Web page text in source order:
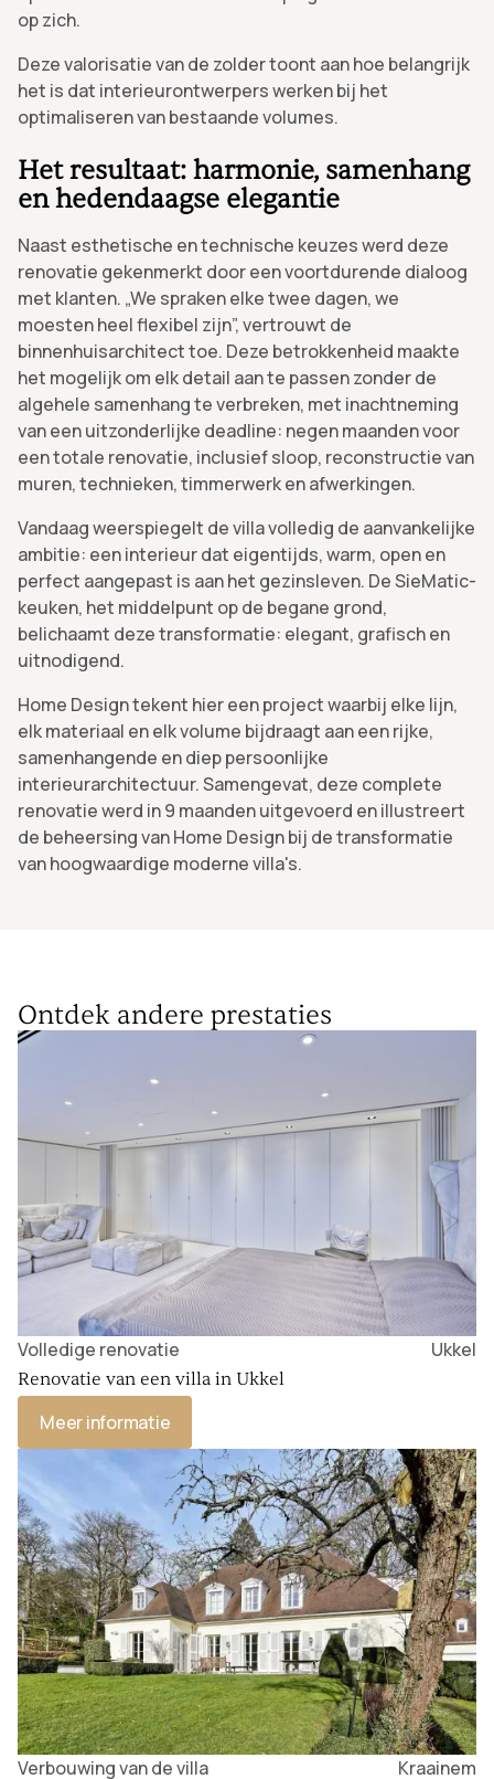
op zich.
Deze valorisatie van de zolder toont aan hoe belangrijk
het is dat interieurontwerpers werken bij het
optimaliseren van bestaande volumes.
Het resultaat: harmonie, samenhang
en hedendaagse elegantie
Naast esthetische en technische keuzes werd deze
renovatie gekenmerkt door een voortdurende dialoog
met klanten. „We spraken elke twee dagen, we
moesten heel flexibel zijn”, vertrouwt de
binnenhuisarchitect toe. Deze betrokkenheid maakte
het mogelijk om elk detail aan te passen zonder de
algehele samenhang te verbreken, met inachtneming
van een uitzonderlijke deadline: negen maanden voor
een totale renovatie, inclusief sloop, reconstructie van
muren, technieken, timmerwerk en afwerkingen.
Vandaag weerspiegelt de villa volledig de aanvankelijke
ambitie: een interieur dat eigentijds, warm, open en
perfect aangepast is aan het gezinsleven. De SieMatic-
keuken, het middelpunt op de begane grond,
belichaamt deze transformatie: elegant, grafisch en
uitnodigend.
Home Design tekent hier een project waarbij elke lijn,
elk materiaal en elk volume bijdraagt aan een rijke,
samenhangende en diep persoonlijke
interieurarchitectuur. Samengevat, deze complete
renovatie werd in 9 maanden uitgevoerd en illustreert
de beheersing van Home Design bij de transformatie
van hoogwaardige moderne villa's.
Ontdek andere prestaties
Volledige renovatie Ukkel
Renovatie van een villa in Ukkel
Meer informatie
Verbouwing van de villa Kraainem